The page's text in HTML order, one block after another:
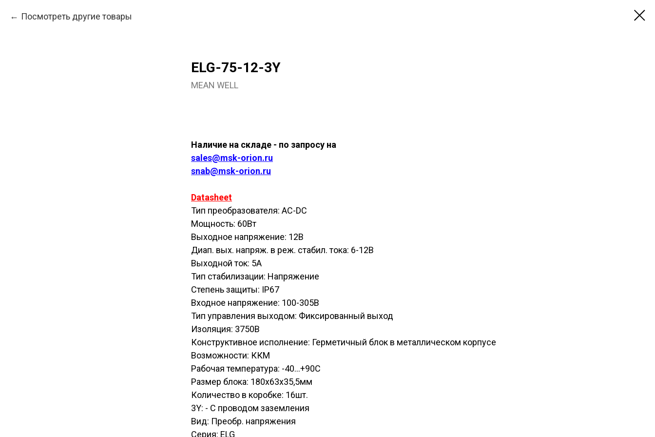
Посмотреть другие товары
ELG-75-12-3Y
MEAN WELL
Наличие на складе - по запросу на
sales@msk-orion.ru
snab@msk-orion.ru
Datasheet
Тип преобразователя: AC-DC
Мощность: 60Вт
Выходное напряжение: 12В
Диап. вых. напряж. в реж. стабил. тока: 6-12В
Выходной ток: 5А
Тип стабилизации: Напряжение
Степень защиты: IP67
Входное напряжение: 100-305В
Тип управления выходом: Фиксированный выход
Изоляция: 3750В
Конструктивное исполнение: Герметичный блок в металлическом корпусе
Возможности: ККМ
Рабочая температура: -40...+90С
Размер блока: 180х63х35,5мм
Количество в коробке: 16шт.
3Y: - C проводом заземления
Вид: Преобр. напряжения
Серия: ELG